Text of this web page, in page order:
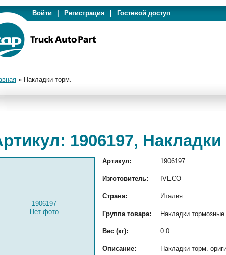
Войти Регистрация Гостевой доступ
» Накладки торм.
1906197,
1906197
Нет фото
Артикул: 1906197
Изготовитель: IVECO
Страна: Италия
Группа товара: Накладки тормозные
Вес (кг): 0.0
Описание: Накладки торм.